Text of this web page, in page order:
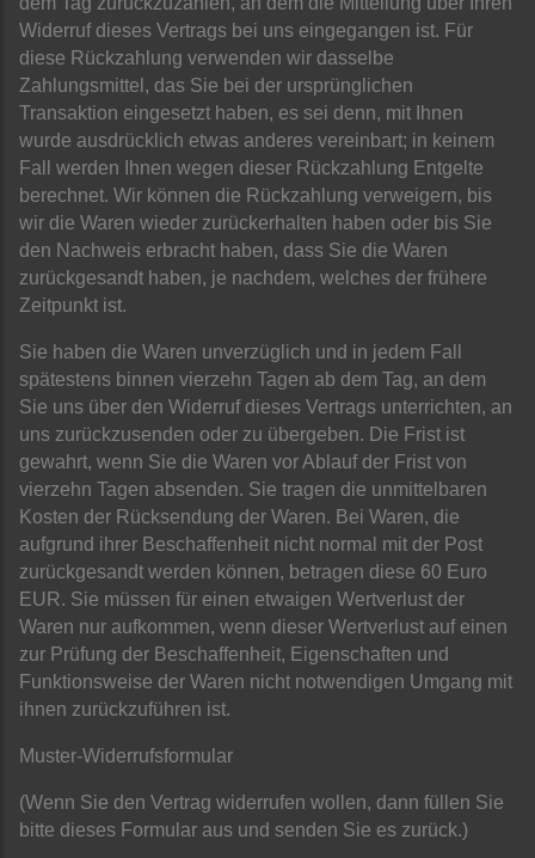
Widerruf dieses Vertrags bei uns eingegangen ist. Für
diese Rückzahlung verwenden wir dasselbe
Zahlungsmittel, das Sie bei der ursprünglichen
Transaktion eingesetzt haben, es sei denn, mit Ihnen
wurde ausdrücklich etwas anderes vereinbart; in keinem
Fall werden Ihnen wegen dieser Rückzahlung Entgelte
berechnet. Wir können die Rückzahlung verweigern, bis
wir die Waren wieder zurückerhalten haben oder bis Sie
den Nachweis erbracht haben, dass Sie die Waren
zurückgesandt haben, je nachdem, welches der frühere
Zeitpunkt ist.
Sie haben die Waren unverzüglich und in jedem Fall
spätestens binnen vierzehn Tagen ab dem Tag, an dem
Sie uns über den Widerruf dieses Vertrags unterrichten, an
uns zurückzusenden oder zu übergeben. Die Frist ist
gewahrt, wenn Sie die Waren vor Ablauf der Frist von
vierzehn Tagen absenden. Sie tragen die unmittelbaren
Kosten der Rücksendung der Waren. Bei Waren, die
aufgrund ihrer Beschaffenheit nicht normal mit der Post
zurückgesandt werden können, betragen diese 60 Euro
EUR. Sie müssen für einen etwaigen Wertverlust der
Waren nur aufkommen, wenn dieser Wertverlust auf einen
zur Prüfung der Beschaffenheit, Eigenschaften und
Funktionsweise der Waren nicht notwendigen Umgang mit
ihnen zurückzuführen ist.
Muster-Widerrufsformular
(Wenn Sie den Vertrag widerrufen wollen, dann füllen Sie
bitte dieses Formular aus und senden Sie es zurück.)